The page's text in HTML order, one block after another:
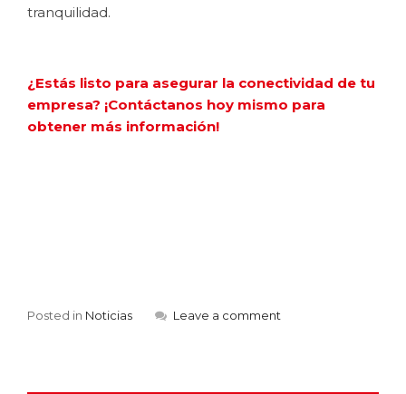
tranquilidad.
¿Estás listo para asegurar la conectividad de tu
empresa? ¡Contáctanos hoy mismo para
obtener más información!
Posted in Noticias Leave a comment